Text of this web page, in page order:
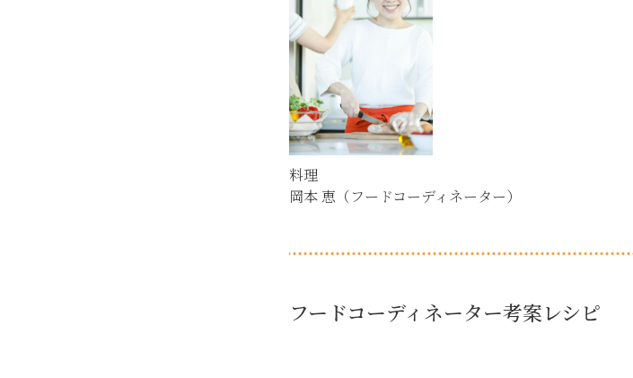
料理
岡本 恵（フードコーディネーター）
フードコーディネーター考案レシピ